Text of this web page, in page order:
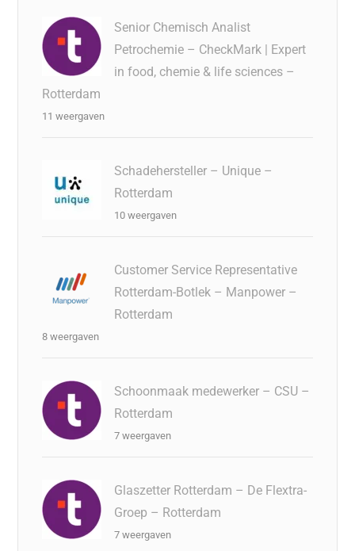
Senior Chemisch Analist
Petrochemie – CheckMark | Expert
in food, chemie & life sciences –
Rotterdam
11 weergaven
Schadehersteller – Unique –
Rotterdam
10 weergaven
Customer Service Representative
Rotterdam-Botlek – Manpower –
Rotterdam
8 weergaven
Schoonmaak medewerker – CSU –
Rotterdam
7 weergaven
Glaszetter Rotterdam – De Flextra-
Groep – Rotterdam
7 weergaven